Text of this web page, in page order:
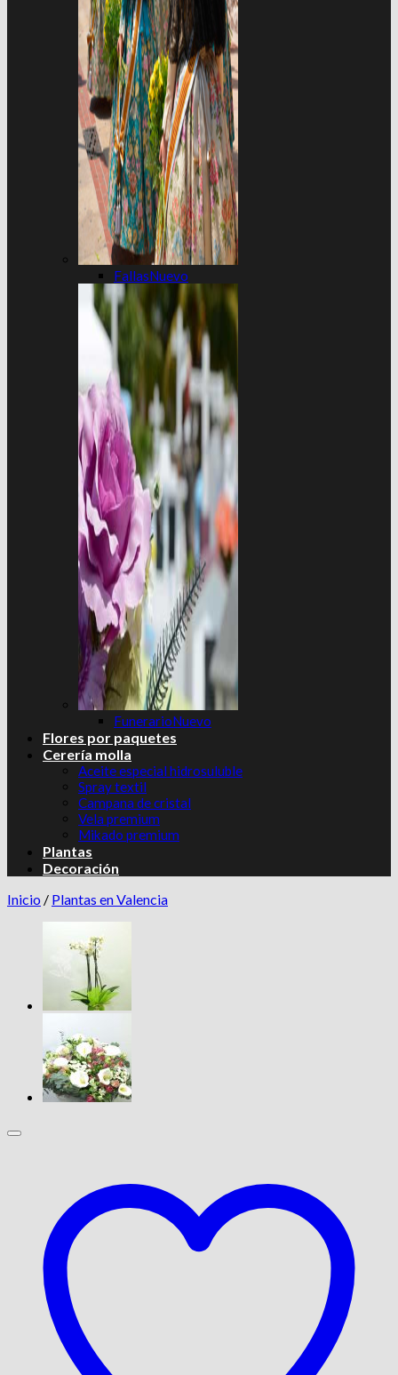
Fallas
Funerario
Flores por paquetes
Cerería molla
Aceite especial hidrosuluble
Spray textil
Campana de cristal
Vela premium
Mikado premium
Plantas
Decoración
Inicio / Plantas en Valencia